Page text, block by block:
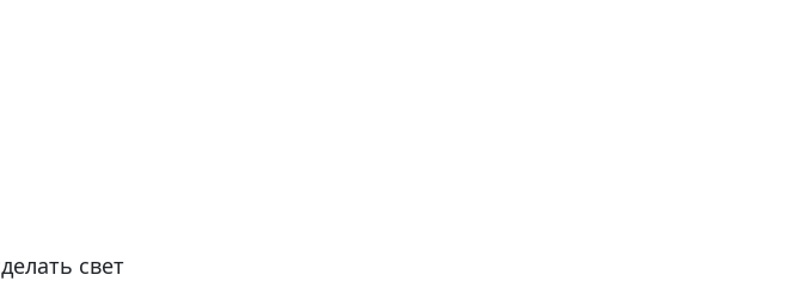
свет